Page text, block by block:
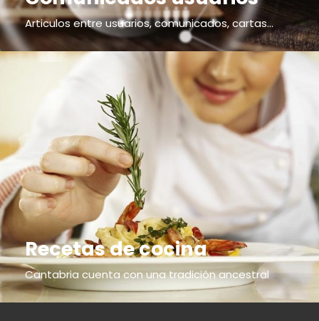
Articulos entre usuarios, comunicados, cartas...
Recetas de cocina
Cantabria cuenta con una tradición ancestral